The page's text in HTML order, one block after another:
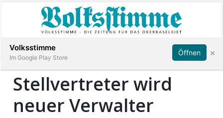
Abonnieren Anmelden
Stellvertreter wird
neuer Verwalter
Volksstimme
Im Google Play Store
Öffnen ×